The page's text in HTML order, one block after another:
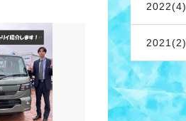
2022(4)
2021(2)